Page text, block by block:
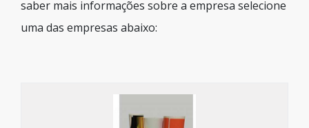
saber mais informações sobre a empresa selecione
uma das empresas abaixo: